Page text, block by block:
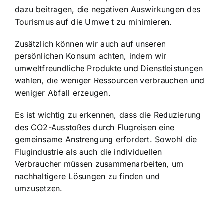
dazu beitragen, die negativen Auswirkungen des
Tourismus auf die Umwelt zu minimieren.
Zusätzlich können wir auch auf unseren
persönlichen Konsum achten, indem wir
umweltfreundliche Produkte und Dienstleistungen
wählen, die weniger Ressourcen verbrauchen und
weniger Abfall erzeugen.
Es ist wichtig zu erkennen, dass die Reduzierung
des CO2-Ausstoßes durch Flugreisen eine
gemeinsame Anstrengung erfordert. Sowohl die
Flugindustrie als auch die individuellen
Verbraucher müssen zusammenarbeiten, um
nachhaltigere Lösungen zu finden und
umzusetzen.